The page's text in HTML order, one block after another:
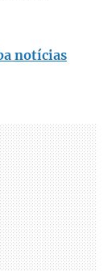
notícias